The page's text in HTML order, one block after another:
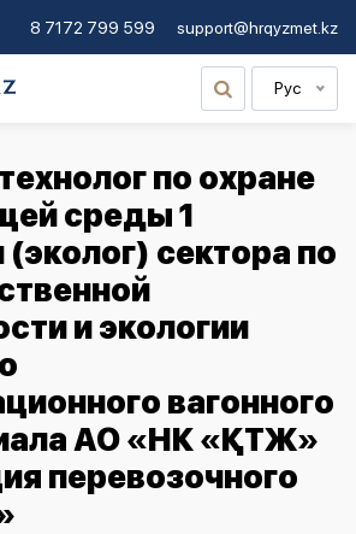
8 7172 799 599 support@hrqyzmet.kz
Рус
по охране
среды 1
(эколог) cектора по
и экологии
вагонного
АО «НК «ҚТЖ»
перевозочного